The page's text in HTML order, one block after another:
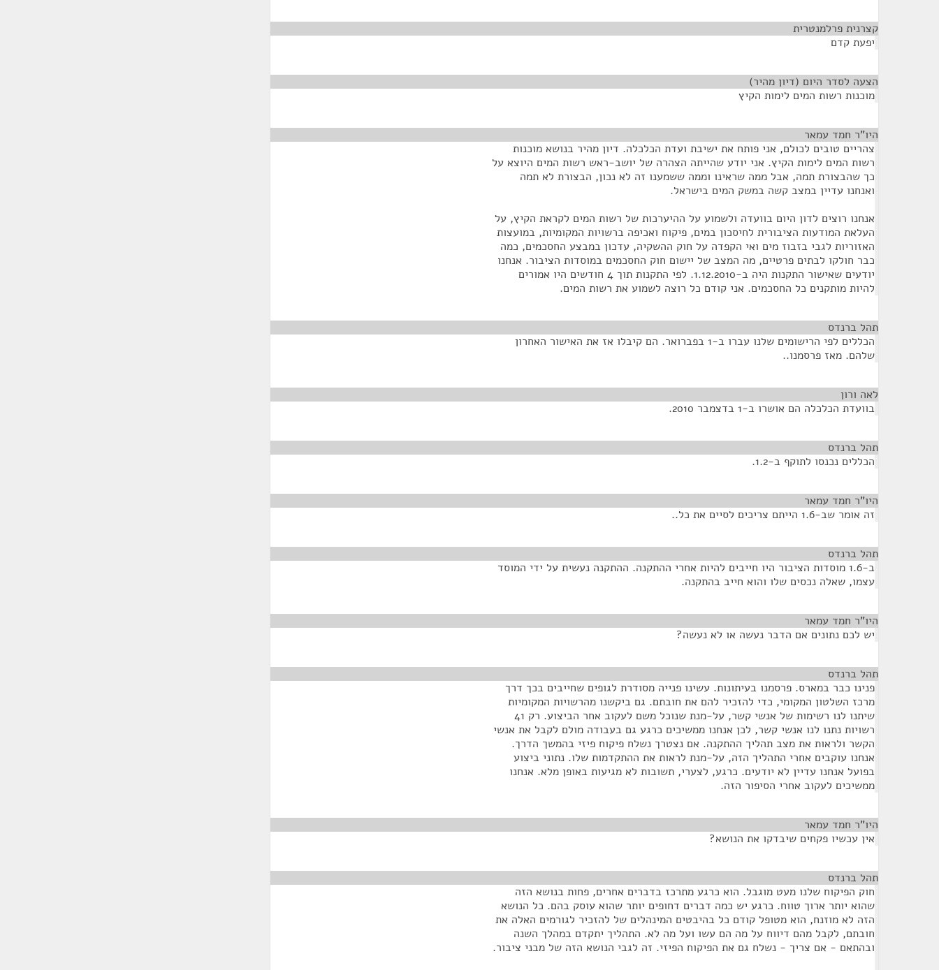
קצרנית פרלמנטרית
יפעת קדם
הצעה לסדר היום (דיון מהיר)
מוכנות רשות המים לימות הקיץ
היו"ר חמד עמאר
צהריים טובים לכולם, אני פותח את ישיבת ועדת הכלכלה. דיון מהיר בנושא מוכנות
רשות המים לימות הקיץ. אני יודע שהייתה הצהרה של יושב-ראש רשות המים היוצא על
כך שהבצורת תמה, אבל ממה שראינו וממה ששמענו זה לא נכון, הבצורת לא תמה
ואנחנו עדיין במצב קשה במשק המים בישראל.
אנחנו רוצים לדון היום בוועדה ולשמוע על ההיערכות של רשות המים לקראת הקיץ, על
העלאת המודעות הציבורית לחיסכון במים, פיקוח ואכיפה ברשויות המקומיות, במועצות
האזוריות לגבי בזבוז מים ואי הקפדה על חוק ההשקיה, עדכון במבצע החסכמים, כמה
כבר חולקו לבתים פרטיים, מה המצב של יישום חוק החסכמים במוסדות הציבור. אנחנו
יודעים שאישור התקנות היה ב-1.12.2010. לפי התקנות תוך 4 חודשים היו אמורים
להיות מותקנים כל החסכמים. אני קודם כל רוצה לשמוע את רשות המים.
תהל ברנדס
הכללים לפי הרישומים שלנו עברו ב-1 בפברואר. הם קיבלו אז את האישור האחרון
שלהם. מאז פרסמנו..
לאה ורון
בוועדת הכלכלה הם אושרו ב-1 בדצמבר 2010.
תהל ברנדס
הכללים נכנסו לתוקף ב-1.2.
היו"ר חמד עמאר
זה אומר שב-1.6 הייתם צריכים לסיים את כל..
תהל ברנדס
ב-1.6 מוסדות הציבור היו חייבים להיות אחרי ההתקנה. ההתקנה נעשית על ידי המוסד
עצמו, שאלה נכסים שלו והוא חייב בהתקנה.
היו"ר חמד עמאר
יש לכם נתונים אם הדבר נעשה או לא נעשה?
תהל ברנדס
פנינו כבר במארס. פרסמנו בעיתונות. עשינו פנייה מסודרת לגופים שחייבים בכך דרך
מרכז השלטון המקומי, כדי להזכיר להם את חובתם. גם ביקשנו מהרשויות המקומיות
שיתנו לנו רשימות של אנשי קשר, על-מנת שנוכל משם לעקוב אחר הביצוע. רק 41
רשויות נתנו לנו אנשי קשר, לכן אנחנו ממשיכים כרגע גם בעבודה מולם לקבל את אנשי
הקשר ולראות את מצב תהליך ההתקנה. אם נצטרך נשלח פיקוח פיזי בהמשך הדרך.
אנחנו עוקבים אחרי התהליך הזה, על-מנת לראות את ההתקדמות שלו. נתוני ביצוע
בפועל אנחנו עדיין לא יודעים. כרגע, לצערי, תשובות לא מגיעות באופן מלא. אנחנו
ממשיכים לעקוב אחרי הסיפור הזה.
היו"ר חמד עמאר
אין עכשיו פקחים שיבדקו את הנושא?
תהל ברנדס
חוק הפיקוח שלנו מעט מוגבל. הוא כרגע מתרכז בדברים אחרים, פחות בנושא הזה
שהוא יותר ארוך טווח. כרגע יש כמה דברים דחופים יותר שהוא עוסק בהם. כל הנושא
הזה לא מוזנח, הוא מטופל קודם כל בהיבטים המינהלים של להזכיר לגורמים האלה את
חובתם, לקבל מהם דיווח על מה הם עשו ועל מה לא. התהליך יתקדם במהלך השנה
ובהתאם - אם צריך - נשלח גם את הפיקוח הפיזי. זה לגבי הנושא הזה של מבני ציבור.